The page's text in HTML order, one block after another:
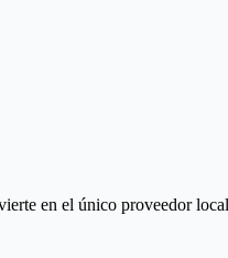
en el único proveedor local